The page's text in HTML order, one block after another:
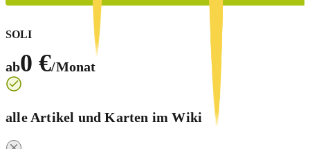
SOLI
ab0 €/Monat
alle Artikel und Karten im Wiki